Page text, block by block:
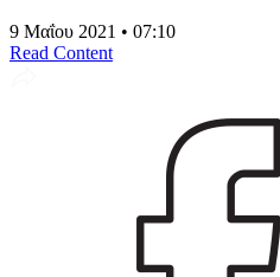
9 Μαΐου 2021 • 07:10
Read Content